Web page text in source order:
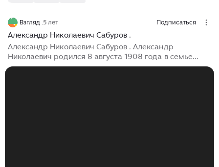
Взгляд .5 лет Подписаться
Александр Николаевич Сабуров .
Александр Николаевич Сабуров . Александр
Николаевич родился 8 августа 1908 года в семье
рабочего в деревне Ярушки . Трудовая деятельность